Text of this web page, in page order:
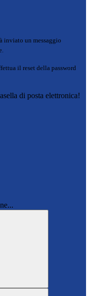
inviato un messaggio
il reset della password
di posta elettronica!